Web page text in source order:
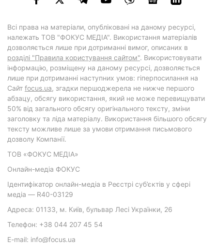
Всі права на матеріали, опубліковані на даному ресурсі,
належать ТОВ "ФОКУС МЕДІА". Використання матеріалів
дозволяється лише при дотриманні вимог, описаних в
розділі "Правила користування сайтом". Використовувати
інформацію, розміщену на даному ресурсі, дозволяється
лише при дотриманні наступних умов: гіперпосилання на
Cайт focus.ua, згадки першоджерела не нижче першого
абзацу, обсягу використання, який не може перевищувати
50% від загального обсягу оригінального тексту, зміни
заголовку та ліда матеріалу. Використання більшого обсягу
тексту можливе лише за умови отримання письмового
дозволу Компанії.
ТОВ «ФОКУС МЕДІА»
Онлайн-медіа ФОКУС
Ідентифікатор онлайн-медіа в Реєстрі суб’єктів у сфері
медіа — R40-03129
Адреса: 01133, м. Київ, бульвар Лесі Українки, 26
Телефон: +38 044 207 45 54
E-mail: info@focus.ua